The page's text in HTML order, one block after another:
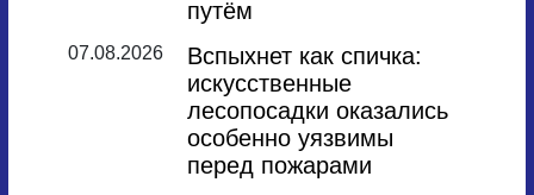
путём
07.08.2026
Вспыхнет как спичка:
искусственные
лесопосадки оказались
особенно уязвимы
перед пожарами